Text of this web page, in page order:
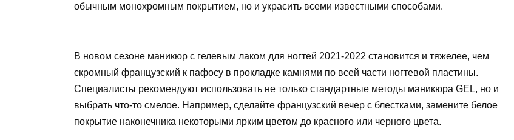
обычным монохромным покрытием, но и украсить всеми известными способами.
В новом сезоне маникюр с гелевым лаком для ногтей 2021-2022 становится и тяжелее, чем
скромный французский к пафосу в прокладке камнями по всей части ногтевой пластины.
Специалисты рекомендуют использовать не только стандартные методы маникюра GEL, но и
выбрать что-то смелое. Например, сделайте французский вечер с блестками, замените белое
покрытие наконечника некоторыми ярким цветом до красного или черного цвета.